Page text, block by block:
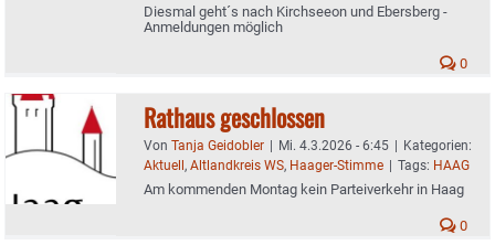
Diesmal geht´s nach Kirchseeon und Ebersberg -
Anmeldungen möglich
0
Rathaus geschlossen
Von Tanja Geidobler | Mi. 4.3.2026 - 6:45 | Kategorien:
Aktuell, Altlandkreis WS, Haager-Stimme | Tags: HAAG
Am kommenden Montag kein Parteiverkehr in Haag
0